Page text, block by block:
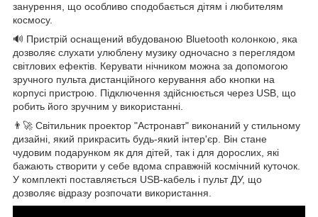
занурення, що особливо сподобається дітям і любителям
космосу.
🔊 Пристрій оснащений вбудованою Bluetooth колонкою, яка
дозволяє слухати улюблену музику одночасно з переглядом
світлових ефектів. Керувати нічником можна за допомогою
зручного пульта дистанційного керування або кнопки на
корпусі пристрою. Підключення здійснюється через USB, що
робить його зручним у використанні.
👨‍🚀 Світильник проектор "Астронавт" виконаний у стильному
дизайні, який прикрасить будь-який інтер'єр. Він стане
чудовим подарунком як для дітей, так і для дорослих, які
бажають створити у себе вдома справжній космічний куточок.
У комплекті поставляється USB-кабель і пульт ДУ, що
дозволяє відразу розпочати використання.